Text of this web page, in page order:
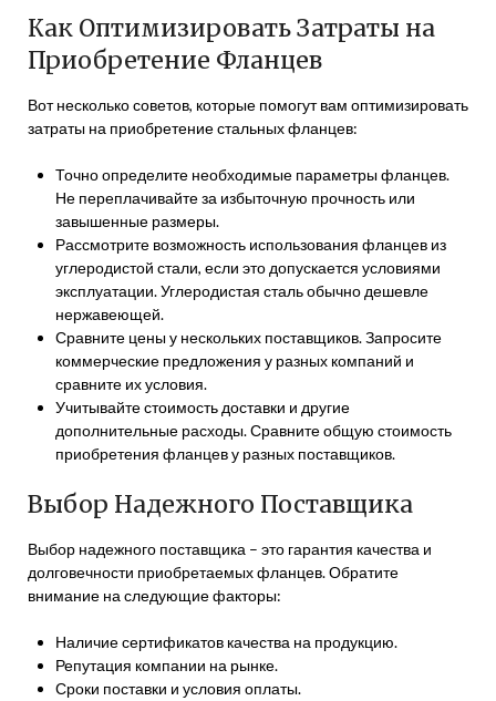
Как Оптимизировать Затраты на
Приобретение Фланцев
Вот несколько советов, которые помогут вам оптимизировать
затраты на приобретение стальных фланцев:
Точно определите необходимые параметры фланцев.
Не переплачивайте за избыточную прочность или
завышенные размеры.
Рассмотрите возможность использования фланцев из
углеродистой стали, если это допускается условиями
эксплуатации. Углеродистая сталь обычно дешевле
нержавеющей.
Сравните цены у нескольких поставщиков. Запросите
коммерческие предложения у разных компаний и
сравните их условия.
Учитывайте стоимость доставки и другие
дополнительные расходы. Сравните общую стоимость
приобретения фланцев у разных поставщиков.
Выбор Надежного Поставщика
Выбор надежного поставщика – это гарантия качества и
долговечности приобретаемых фланцев. Обратите
внимание на следующие факторы:
Наличие сертификатов качества на продукцию.
Репутация компании на рынке.
Сроки поставки и условия оплаты.